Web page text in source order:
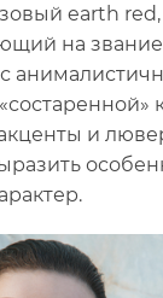
earth
на звание
и